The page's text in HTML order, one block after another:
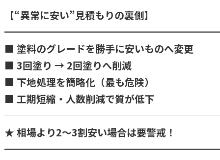
【“異常に安い”見積もりの裏側】
■ 塗料のグレードを勝手に安いものへ変更
■ 3回塗り → 2回塗りへ削減
■ 下地処理を簡略化（最も危険）
■ 工期短縮・人数削減で質が低下
★ 相場より2〜3割安い場合は要警戒！